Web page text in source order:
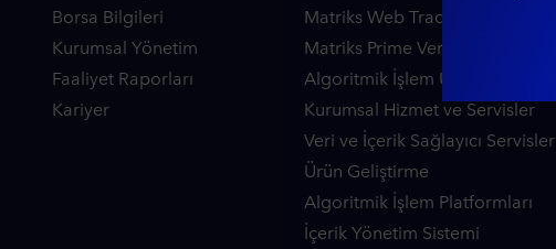
Borsa Bilgileri
Kurumsal Yönetim
Faaliyet Raporları
Kariyer
Matriks Web Trader
Matriks Prime Veri Terminali
Algoritmik İşlem Ürünleri
Kurumsal Hizmet ve Servisler
Veri ve İçerik Sağlayıcı Servisler
Ürün Geliştirme
Algoritmik İşlem Platformları
İçerik Yönetim Sistemi